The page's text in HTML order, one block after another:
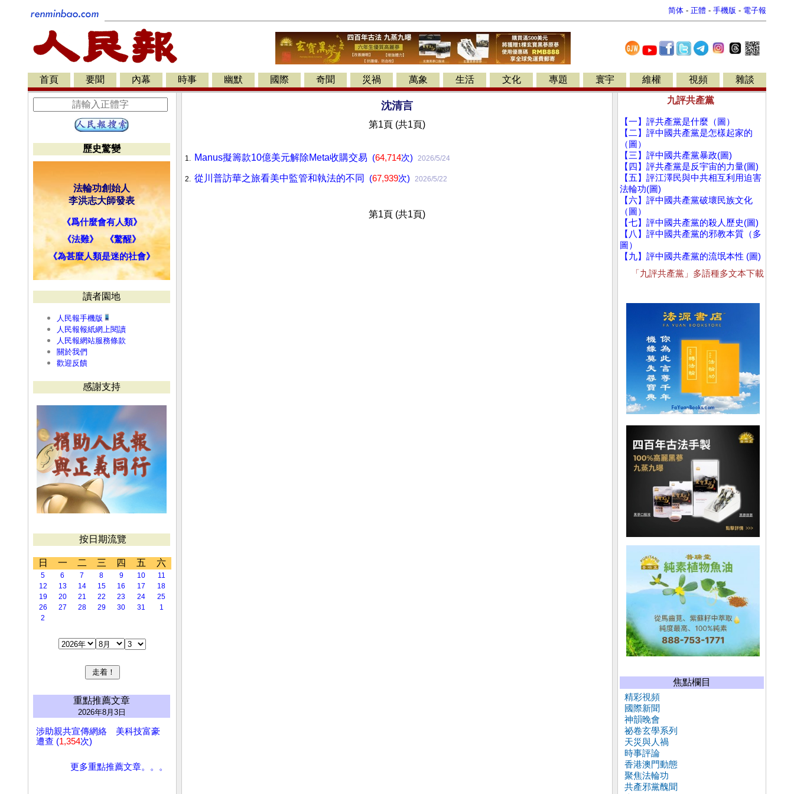
简体 - 正體 - 手機版 - 電子報
首頁 要聞 內幕 時事 幽默 國際 奇聞 災禍 萬象 生活 文化 專題 寰宇 維權 視頻 雜談
歷史驚變
法輪功創始人
李洪志大師發表
《爲什麼會有人類》
《法難》
《驚醒》
《為甚麼人類是迷的社會》
讀者園地
人民報手機版
人民報報紙網上閱讀
人民報網站服務條款
關於我們
歡迎反饋
感謝支持
按日期流覽
日 一 二 三 四 五 六
5 6 7 8 9 10
11
12
13 14 15 16 17
18
19
20 21 22 23 24
25
26
27 28 29 30 31
1
2
重點推薦文章
2026年8月3日
涉助親共宣傳網絡 美科技富豪
遭查 (1,354次)
更多重點推薦文章。。。
沈清言
第1頁 (共1頁)
1. Manus擬籌款10億美元解除Meta收購交易 (64,714次) 2026/5/24
2. 從川普訪華之旅看美中監管和執法的不同 (67,939次) 2026/5/22
第1頁 (共1頁)
九評共產黨
【一】評共產黨是什麼（圖）
【二】評中國共產黨是怎樣起家的
（圖）
【三】評中國共產黨暴政(圖)
【四】評共產黨是反宇宙的力量(圖)
【五】評江澤民與中共相互利用迫害
法輪功(圖)
【六】評中國共產黨破壞民族文化
（圖）
【七】評中國共產黨的殺人歷史(圖)
【八】評中國共產黨的邪教本質（多
圖）
【九】評中國共產黨的流氓本性 (圖)
「九評共產黨」多語種多文本下載
焦點欄目
精彩視頻
國際新聞
神韻晚會
祕卷玄學系列
天災與人禍
時事評論
香港澳門動態
聚焦法輪功
共產邪黨醜聞